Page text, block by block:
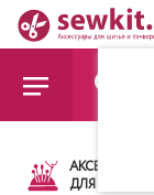
АКСЕССУАРЫ
ДЛЯ ШИТЬЯ